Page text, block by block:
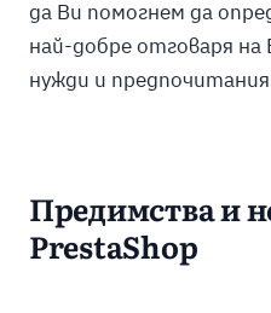
да Ви помогнем да
най-добре отговаря
нужди и
Предимства и
PrestaShop